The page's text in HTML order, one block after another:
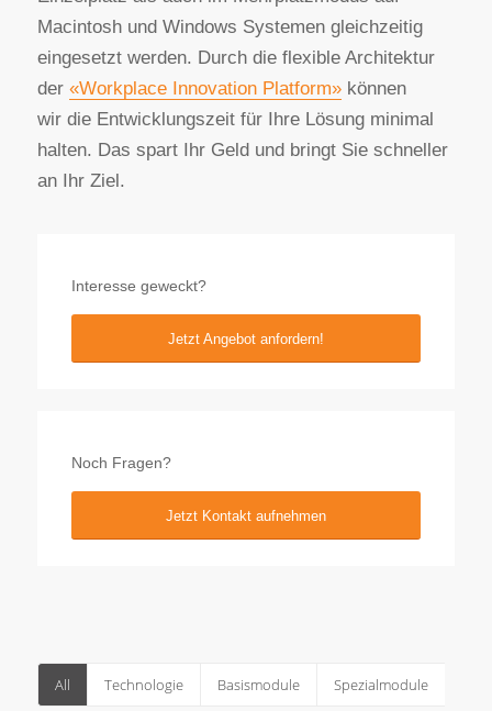
Macintosh und Windows Systemen gleichzeitig
eingesetzt werden. Durch die flexible Architektur
der «Workplace Innovation Platform»können
wir die Entwicklungszeit für Ihre Lösung minimal
halten. Das spart Ihr Geld und bringt Sie schneller
an Ihr Ziel.
Interesse geweckt?
Jetzt Angebot anfordern!
Noch Fragen?
Jetzt Kontakt aufnehmen
All Technologie Basismodule Spezialmodule